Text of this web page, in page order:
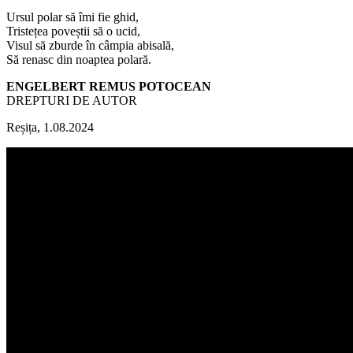
Ursul polar să îmi fie ghid,
Tristețea poveștii să o ucid,
Visul să zburde în câmpia abisală,
Să renasc din noaptea polară.
ENGELBERT REMUS POTOCEAN
DREPTURI DE AUTOR
Reșița, 1.08.2024